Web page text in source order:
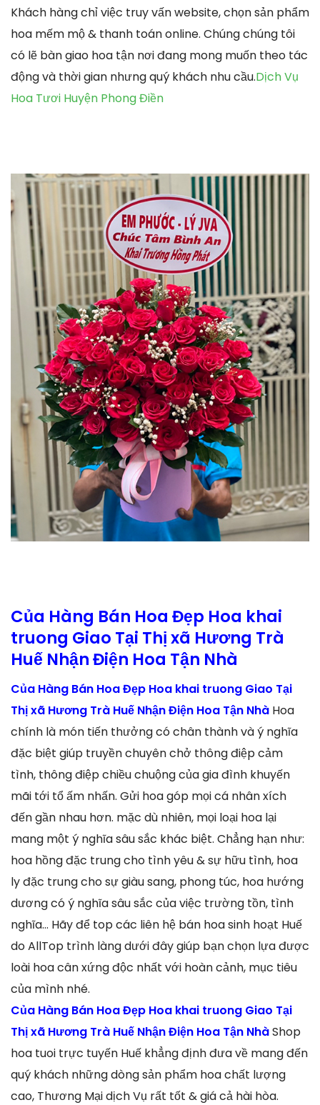
Khách hàng chỉ việc truy vấn website, chọn sản phẩm
hoa mếm mộ & thanh toán online. Chúng chúng tôi
có lẽ bàn giao hoa tận nơi đang mong muốn theo tác
động và thời gian nhưng quý khách nhu cầu.Dịch Vụ
Hoa Tươi Huyện Phong Điền
Của Hàng Bán Hoa Đẹp Hoa khai
truong Giao Tại Thị xã Hương Trà
Huế Nhận Điện Hoa Tận Nhà
Của Hàng Bán Hoa Đẹp Hoa khai truong Giao Tại
Thị xã Hương Trà Huế Nhận Điện Hoa Tận Nhà Hoa
chính là món tiến thưởng có chân thành và ý nghĩa
đặc biệt giúp truyền chuyên chở thông điệp cảm
tình, thông điệp chiều chuộng của gia đình khuyến
mãi tới tổ ấm nhấn. Gửi hoa góp mọi cá nhân xích
đến gần nhau hơn. mặc dù nhiên, mọi loại hoa lại
mang một ý nghĩa sâu sắc khác biệt. Chẳng hạn như:
hoa hồng đặc trung cho tình yêu & sự hữu tình, hoa
ly đặc trung cho sự giàu sang, phong túc, hoa hướng
dương có ý nghĩa sâu sắc của việc trường tồn, tình
nghĩa… Hãy để top các liên hệ bán hoa sinh hoạt Huế
do AllTop trình làng dưới đây giúp bạn chọn lựa được
loài hoa cân xứng độc nhất với hoàn cảnh, mục tiêu
của mình nhé.
Của Hàng Bán Hoa Đẹp Hoa khai truong Giao Tại
Thị xã Hương Trà Huế Nhận Điện Hoa Tận NhàShop
hoa tuoi trực tuyến Huế khẳng định đưa về mang đến
quý khách những dòng sản phẩm hoa chất lượng
cao, Thương Mại dịch Vụ rất tốt & giá cả hài hòa.